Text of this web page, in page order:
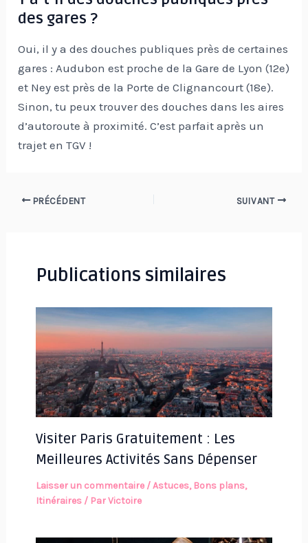
des gares ?
Oui, il y a des douches publiques près de certaines
gares : Audubon est proche de la Gare de Lyon (12e)
et Ney est près de la Porte de Clignancourt (18e).
Sinon, tu peux trouver des douches dans les aires
d’autoroute à proximité. C’est parfait après un
trajet en TGV !
Navigation
PRÉCÉDENT SUIVANT
Publications similaires
Visiter Paris Gratuitement : Les
Meilleures Activités Sans Dépenser
Laisser un commentaire /Astuces, Bons plans,
Itinéraires/ ParVictoire